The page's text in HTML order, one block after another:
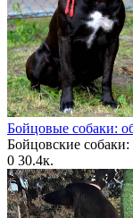
Бойцовые собаки:
Бойцовские
0 30.4к.